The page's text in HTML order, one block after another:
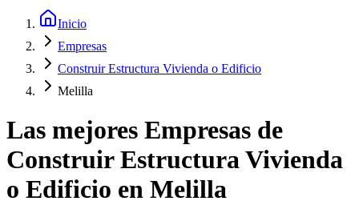
Inicio
Empresas
Construir Estructura Vivienda o Edificio
Melilla
Las mejores Empresas de
Construir Estructura Vivienda
o Edificio en Melilla